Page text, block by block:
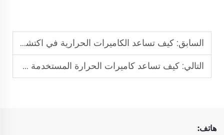
السابق: كيف تساعد الكاميرات الحرارية في اكتشاف المخاطر النارية الخفية والضحايا في حرائق المباني
التالي: كيف تساعد كاميرات الحرارة المستخدمة في مكافحة الحرائق في إنقاذ الأشخاص المحاصرين في المباني المنهارة
هاتف: